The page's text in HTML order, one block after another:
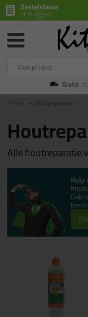
Bestelstatus
of inloggen
Gratis
Houtreparatie
Alle houtreparatie
Hulp